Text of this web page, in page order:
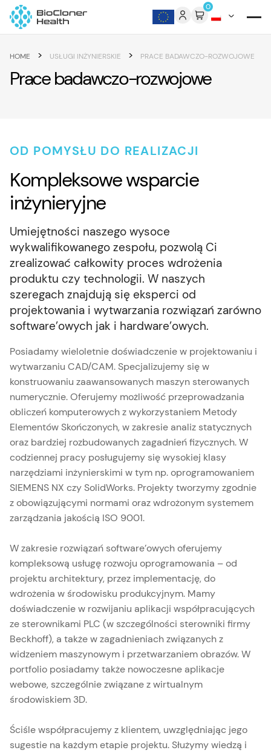
Skip to content 0
HOME > USŁUGI INŻYNIERSKIE > PRACE BADAWCZO-ROZWOJOWE
Prace badawczo-rozwojowe
OD POMYSŁU DO REALIZACJI
Kompleksowe wsparcie
inżynieryjne
Umiejętności naszego wysoce
wykwalifikowanego zespołu, pozwolą Ci
zrealizować całkowity proces wdrożenia
produktu czy technologii. W naszych
szeregach znajdują się eksperci od
projektowania i wytwarzania rozwiązań zarówno
software’owych jak i hardware’owych.
Posiadamy wieloletnie doświadczenie w projektowaniu i
wytwarzaniu CAD/CAM. Specjalizujemy się w
konstruowaniu zaawansowanych maszyn sterowanych
numerycznie. Oferujemy możliwość przeprowadzania
obliczeń komputerowych z wykorzystaniem Metody
Elementów Skończonych, w zakresie analiz statycznych
oraz bardziej rozbudowanych zagadnień fizycznych. W
codziennej pracy posługujemy się wysokiej klasy
narzędziami inżynierskimi w tym np. oprogramowaniem
SIEMENS NX czy SolidWorks. Projekty tworzymy zgodnie
z obowiązującymi normami oraz wdrożonym systemem
zarządzania jakością ISO 9001.
W zakresie rozwiązań software’owych oferujemy
kompleksową usługę rozwoju oprogramowania – od
projektu architektury, przez implementację, do
wdrożenia w środowisku produkcyjnym. Mamy
doświadczenie w rozwijaniu aplikacji współpracujących
ze sterownikami PLC (w szczególności sterowniki firmy
Beckhoff), a także w zagadnieniach związanych z
widzeniem maszynowym i przetwarzaniem obrazów. W
portfolio posiadamy także nowoczesne aplikacje
webowe, szczególnie związane z wirtualnym
środowiskiem 3D.
Ściśle współpracujemy z klientem, uwzględniając jego
sugestie na każdym etapie projektu. Służymy wiedzą i